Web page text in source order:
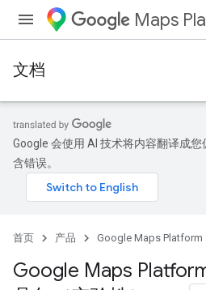
Maps
文档
Google 会使用 AI 技术将内容翻译成
含错误。
首页 产品 Google Maps Platform
Google Maps